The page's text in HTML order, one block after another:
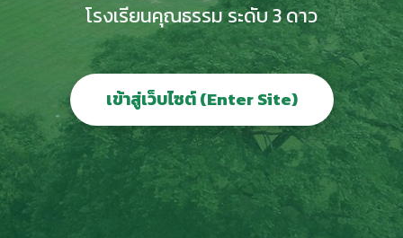
โรงเรียนคุณธรรม ระดับ 3 ดาว
เข้าสู่เว็บไซต์ (Enter Site)